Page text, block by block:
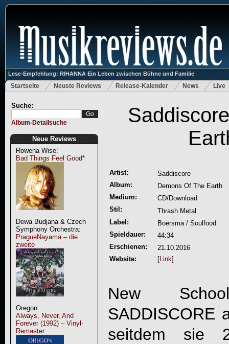
Lese-Empfehlung: RIHANNA Ein Leben zwischen Bühne und Familie
Startseite Neuste Reviews Release-Kalender News Live
Suche:
Album-Detailsuche
Neue Reviews
Rowena Wise:
Bad Things Feel Good*
Dewa Budjana & Czech
Symphony Orchestra:
PragueNayama – die
zweite
Oregon:
Always, Never, And
Forever (1992) – Vinyl-
Remaster
Artist:
Saddiscore
Album:
Demons Of The Earth
Medium:
CD/Download
Stil:
Thrash Metal
Label:
Boersma / Soulfood
Spieldauer:
44:34
Erschienen:
21.10.2016
Website:
[Link]
New
SADDISCORE
seitdem sie